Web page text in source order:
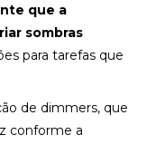
que a
sombras
para tarefas que
de dimmers, que
conforme a